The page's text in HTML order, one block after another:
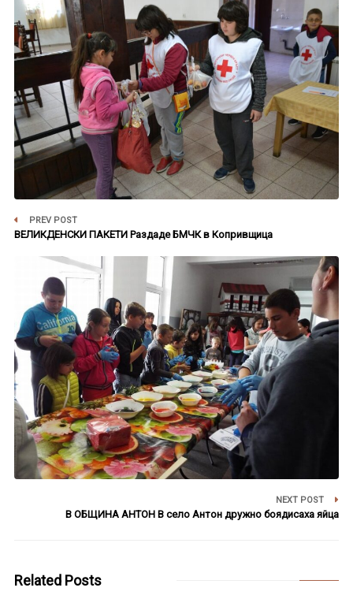
PREV POST
ВЕЛИКДЕНСКИ ПАКЕТИ Раздаде БМЧК в Копривщица
NEXT POST
В ОБЩИНА АНТОН В село Антон дружно боядисаха яйца
Related Posts